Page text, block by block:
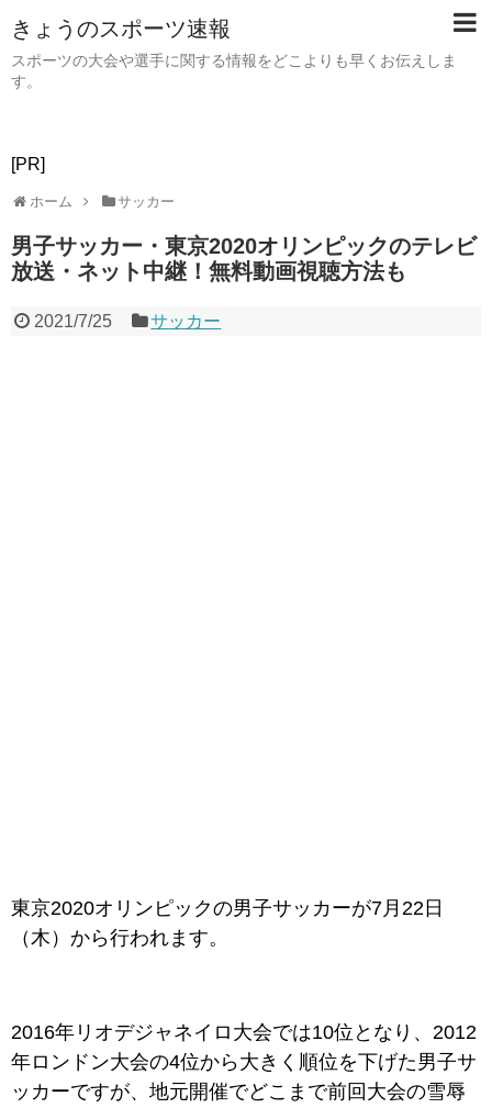
きょうのスポーツ速報
スポーツの大会や選手に関する情報をどこよりも早くお伝えしま
す。
[PR]
ホーム サッカー
男子サッカー・東京2020オリンピックのテレビ
放送・ネット中継！無料動画視聴方法も
2021/7/25 サッカー
東京2020オリンピックの男子サッカーが7月22日
（木）から行われます。
2016年リオデジャネイロ大会では10位となり、2012
年ロンドン大会の4位から大きく順位を下げた男子サ
ッカーですが、地元開催でどこまで前回大会の雪辱